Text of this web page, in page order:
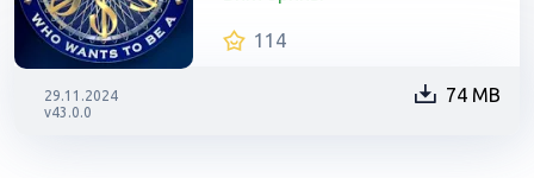
114
29.11.2024
v43.0.0
74 MB